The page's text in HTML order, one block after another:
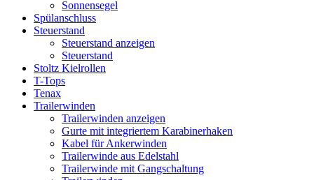
Sonnensegel
Spülanschluss
Steuerstand
Steuerstand anzeigen
Steuerstand
Stoltz Kielrollen
T-Tops
Tenax
Trailerwinden
Trailerwinden anzeigen
Gurte mit integriertem Karabinerhaken
Kabel für Ankerwinden
Trailerwinde aus Edelstahl
Trailerwinde mit Gangschaltung